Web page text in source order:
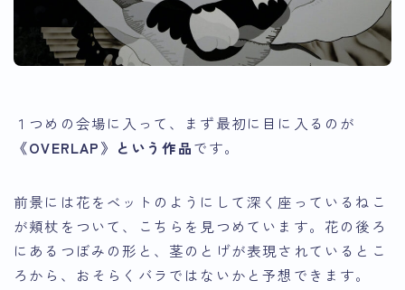
１つめの会場に入って、まず最初に目に入るのが
《OVERLAP》という作品です。
前景には花をベットのようにして深く座っているねこ
が頬杖をついて、こちらを見つめています。花の後ろ
にあるつぼみの形と、茎のとげが表現されているとこ
ろから、おそらくバラではないかと予想できます。